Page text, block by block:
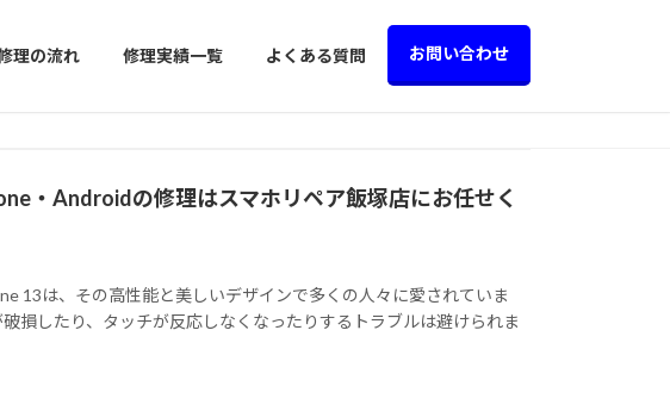
理の流れ 修理実績一覧 よくある質問 お問い合わせ
・Androidの修理はスマホリペア飯塚店にお任せく
13は、その高性能と美しいデザインで多くの人々に愛されていま
損したり、タッチが反応しなくなったりするトラブルは避けられま